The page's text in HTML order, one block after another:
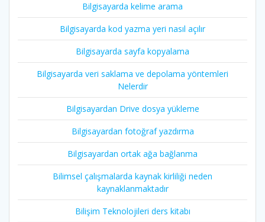
Bilgisayarda kelime arama
Bilgisayarda kod yazma yeri nasıl açılır
Bilgisayarda sayfa kopyalama
Bilgisayarda veri saklama ve depolama yöntemleri
Nelerdir
Bilgisayardan Drive dosya yükleme
Bilgisayardan fotoğraf yazdırma
Bilgisayardan ortak ağa bağlanma
Bilimsel çalışmalarda kaynak kirliliği neden
kaynaklanmaktadır
Bilişim Teknolojileri ders kitabı